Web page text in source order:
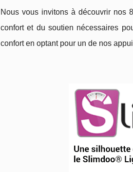
Nous vous invitons à découvrir nos
confort et du soutien nécessaires
confort en optant pour un de nos